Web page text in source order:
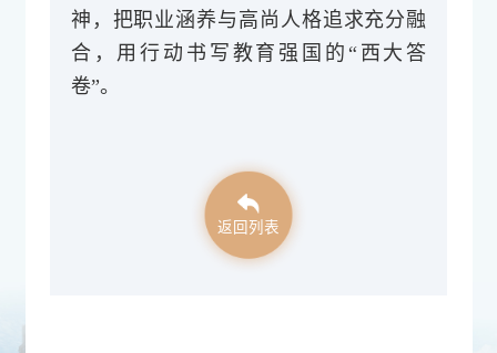
神，把职业涵养与高尚人格追求充分融
合，用行动书写教育强国的“西大答
卷”。
返回列表